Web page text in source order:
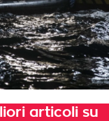
articoli su